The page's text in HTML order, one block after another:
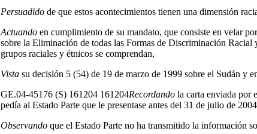
Persuadido de que estos acontecimientos tienen una dimensión
Actuando en cumplimiento de su mandato, que consiste en velar
sobre la Eliminación de todas las Formas de Discriminación Racial
grupos raciales y étnicos se comprendan,
Vista su decisión 5 (54) de 19 de marzo de 1999 sobre el Sudán y
GE.04-45176 (S) 161204 161204Recordando la carta enviada por
pedía al Estado Parte que le presentase antes del 31 de julio de
Observando que el Estado Parte no ha transmitido la información